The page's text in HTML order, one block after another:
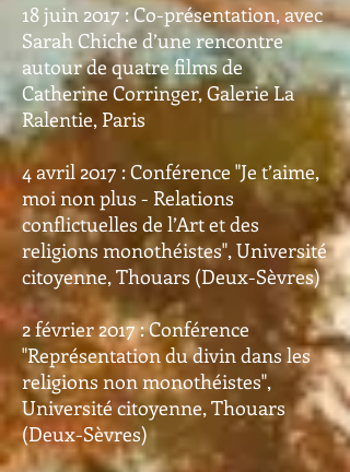
18 juin 2017 : Co-présentation, avec
Sarah Chiche d’une rencontre
autour de quatre films de
Catherine Corringer, Galerie La
Ralentie, Paris
4 avril 2017 : Conférence "Je t’aime,
moi non plus - Relations
conflictuelles de l’Art et des
religions monothéistes", Université
citoyenne, Thouars (Deux-Sèvres)
2 février 2017 : Conférence
"Représentation du divin dans les
religions non monothéistes",
Université citoyenne, Thouars
(Deux-Sèvres)